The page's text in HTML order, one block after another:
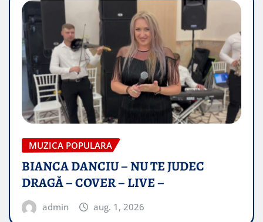
MUZICA POPULARA
BIANCA DANCIU – NU TE JUDEC
DRAGĂ – COVER – LIVE –
admin aug. 1, 2026